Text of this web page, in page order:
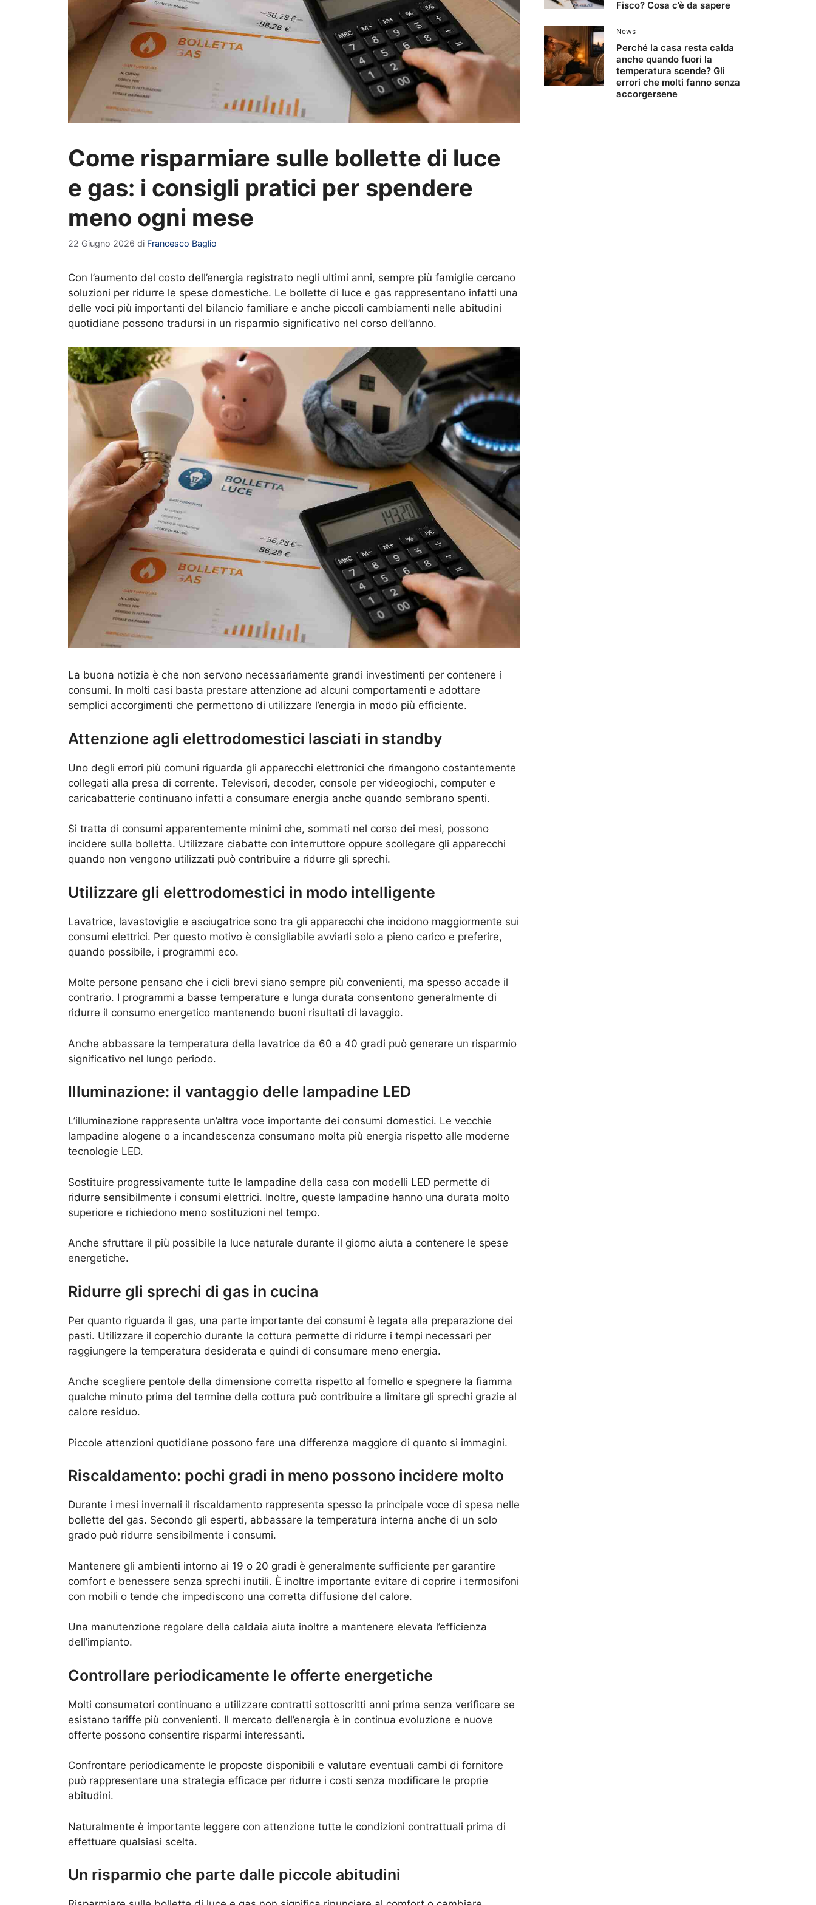
Come risparmiare sulle bollette di luce
e gas: i consigli pratici per spendere
meno ogni mese
22 Giugno 2026 di Francesco Baglio
Con l’aumento del costo dell’energia registrato negli ultimi anni, sempre più famiglie cercano
soluzioni per ridurre le spese domestiche. Le bollette di luce e gas rappresentano infatti una
delle voci più importanti del bilancio familiare e anche piccoli cambiamenti nelle abitudini
quotidiane possono tradursi in un risparmio significativo nel corso dell’anno.
La buona notizia è che non servono necessariamente grandi investimenti per contenere i
consumi. In molti casi basta prestare attenzione ad alcuni comportamenti e adottare
semplici accorgimenti che permettono di utilizzare l’energia in modo più efficiente.
Attenzione agli elettrodomestici lasciati in standby
Uno degli errori più comuni riguarda gli apparecchi elettronici che rimangono costantemente
collegati alla presa di corrente. Televisori, decoder, console per videogiochi, computer e
caricabatterie continuano infatti a consumare energia anche quando sembrano spenti.
Si tratta di consumi apparentemente minimi che, sommati nel corso dei mesi, possono
incidere sulla bolletta. Utilizzare ciabatte con interruttore oppure scollegare gli apparecchi
quando non vengono utilizzati può contribuire a ridurre gli sprechi.
Utilizzare gli elettrodomestici in modo intelligente
Lavatrice, lavastoviglie e asciugatrice sono tra gli apparecchi che incidono maggiormente sui
consumi elettrici. Per questo motivo è consigliabile avviarli solo a pieno carico e preferire,
quando possibile, i programmi eco.
Molte persone pensano che i cicli brevi siano sempre più convenienti, ma spesso accade il
contrario. I programmi a basse temperature e lunga durata consentono generalmente di
ridurre il consumo energetico mantenendo buoni risultati di lavaggio.
Anche abbassare la temperatura della lavatrice da 60 a 40 gradi può generare un risparmio
significativo nel lungo periodo.
Illuminazione: il vantaggio delle lampadine LED
L’illuminazione rappresenta un’altra voce importante dei consumi domestici. Le vecchie
lampadine alogene o a incandescenza consumano molta più energia rispetto alle moderne
tecnologie LED.
Sostituire progressivamente tutte le lampadine della casa con modelli LED permette di
ridurre sensibilmente i consumi elettrici. Inoltre, queste lampadine hanno una durata molto
superiore e richiedono meno sostituzioni nel tempo.
Anche sfruttare il più possibile la luce naturale durante il giorno aiuta a contenere le spese
energetiche.
Ridurre gli sprechi di gas in cucina
Per quanto riguarda il gas, una parte importante dei consumi è legata alla preparazione dei
pasti. Utilizzare il coperchio durante la cottura permette di ridurre i tempi necessari per
raggiungere la temperatura desiderata e quindi di consumare meno energia.
Anche scegliere pentole della dimensione corretta rispetto al fornello e spegnere la fiamma
qualche minuto prima del termine della cottura può contribuire a limitare gli sprechi grazie al
calore residuo.
Piccole attenzioni quotidiane possono fare una differenza maggiore di quanto si immagini.
Riscaldamento: pochi gradi in meno possono incidere molto
Durante i mesi invernali il riscaldamento rappresenta spesso la principale voce di spesa nelle
bollette del gas. Secondo gli esperti, abbassare la temperatura interna anche di un solo
grado può ridurre sensibilmente i consumi.
Mantenere gli ambienti intorno ai 19 o 20 gradi è generalmente sufficiente per garantire
comfort e benessere senza sprechi inutili. È inoltre importante evitare di coprire i termosifoni
con mobili o tende che impediscono una corretta diffusione del calore.
Una manutenzione regolare della caldaia aiuta inoltre a mantenere elevata l’efficienza
dell’impianto.
Controllare periodicamente le offerte energetiche
Molti consumatori continuano a utilizzare contratti sottoscritti anni prima senza verificare se
esistano tariffe più convenienti. Il mercato dell’energia è in continua evoluzione e nuove
offerte possono consentire risparmi interessanti.
Confrontare periodicamente le proposte disponibili e valutare eventuali cambi di fornitore
può rappresentare una strategia efficace per ridurre i costi senza modificare le proprie
abitudini.
Naturalmente è importante leggere con attenzione tutte le condizioni contrattuali prima di
effettuare qualsiasi scelta.
Un risparmio che parte dalle piccole abitudini
Fisco? Cosa c’è da sapere
News
Perché la casa resta calda
anche quando fuori la
temperatura scende? Gli
errori che molti fanno senza
accorgersene